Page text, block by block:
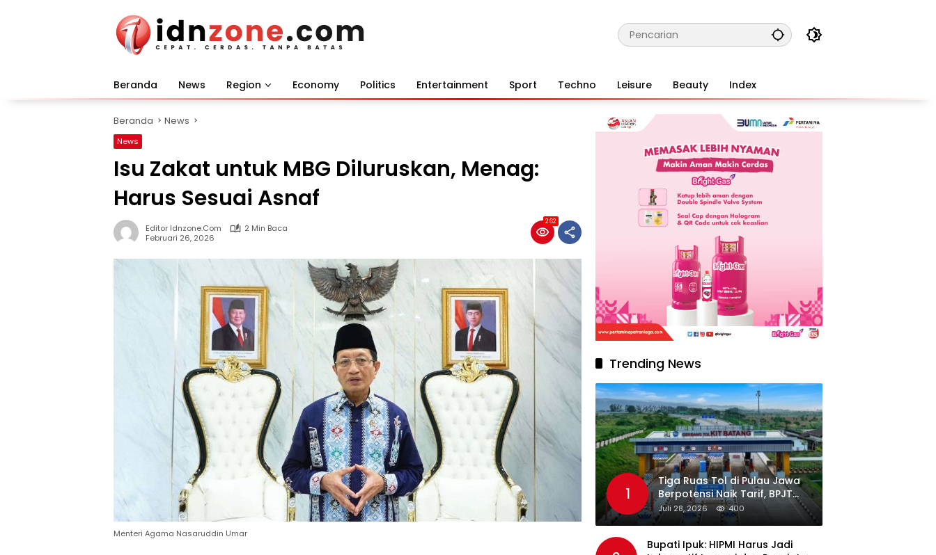
Beranda News Region Economy Politics Entertainment Sport Techno Leisure Beauty Index
Beranda News
News
Isu Zakat untuk MBG Diluruskan, Menag:
Harus Sesuai Asnaf
Editor Idnzone.com
2 Min Baca
Februari 26, 2026
262
Menteri Agama Nasaruddin Umar
Trending News
1
Tiga Ruas Tol di Pulau Jawa
Berpotensi Naik Tarif, BPJT
Tunggu Hasil Evaluasi
Standar Pelayanan
Juli 28, 2026 400
Bupati Ipuk: HIPMI Harus Jadi